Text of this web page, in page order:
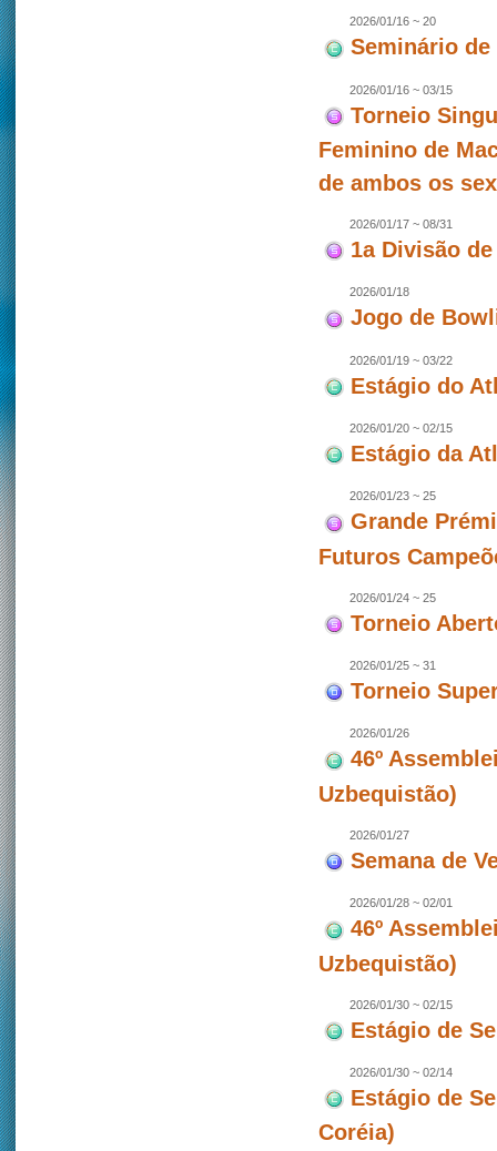
2026/01/16 ~ 20
Seminário de
2026/01/16 ~ 03/15
Torneio
Feminino de
de ambos os
2026/01/17 ~ 08/31
1a Divisão
2026/01/18
Jogo de
2026/01/19 ~ 03/22
Estágio do
2026/01/20 ~ 02/15
Estágio da
2026/01/23 ~ 25
Grande
Futuros
2026/01/24 ~ 25
Torneio
2026/01/25 ~ 31
Torneio
2026/01/26
46º
Uzbequistão)
2026/01/27
Semana de
2026/01/28 ~ 02/01
46º
Uzbequistão)
2026/01/30 ~ 02/15
Estágio de
2026/01/30 ~ 02/14
Estágio de
Coréia)